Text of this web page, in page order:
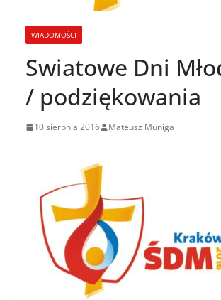
WIADOMOŚCI
Swiatowe Dni
/ podziękowania
10 sierpnia 2016 Mateusz Muniga